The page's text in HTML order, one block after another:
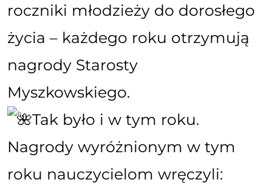
roczniki młodzieży do dorosłego
życia – każdego roku otrzymują
nagrody Starosty
Myszkowskiego.
Tak było i w tym roku.
Nagrody wyróżnionym w tym
roku nauczycielom wręczyli: